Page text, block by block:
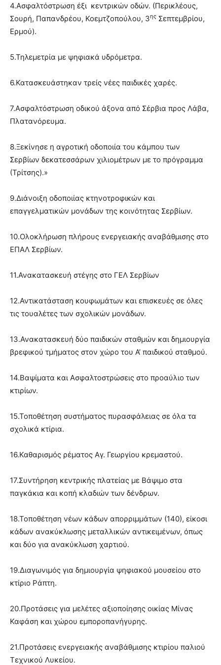
4.Ασφαλτόστρωση έξι κεντρικών οδών. (Περικλέους,
Σουρή, Παπανδρέου, Κοεμτζοπούλου, 3ης Σεπτεμβρίου,
Ερμού).
5.Τηλεμετρία με ψηφιακά υδρόμετρα.
6.Κατασκευάστηκαν τρείς νέες παιδικές χαρές.
7.Ασφαλτόστρωση οδικού άξονα από Σέρβια προς Λάβα,
Πλατανόρευμα.
8.Ξεκίνησε η αγροτική οδοποιία του κάμπου των
Σερβίων δεκατεσσάρων χιλιομέτρων με το πρόγραμμα
(Τρίτσης).»
9.Διάνοιξη οδοποιίας κτηνοτροφικών και
επαγγελματικών μονάδων της κοινότητας Σερβίων.
10.Ολοκλήρωση πλήρους ενεργειακής αναβάθμισης στο
ΕΠΑΛ Σερβίων.
11.Ανακατασκευή στέγης στο ΓΕΛ Σερβίων
12.Αντικατάσταση κουφωμάτων και επισκευές σε όλες
τις τουαλέτες των σχολικών μονάδων.
13.Ανακατασκευή δύο παιδικών σταθμών και δημιουργία
βρεφικού τμήματος στον χώρο του Α’ παιδικού σταθμού.
14.Βαψίματα και Ασφαλτοστρώσεις στο προαύλιο των
κτιρίων.
15.Τοποθέτηση συστήματος πυρασφάλειας σε όλα τα
σχολικά κτίρια.
16.Καθαρισμός ρέματος Αγ. Γεωργίου κρεμαστού.
17.Συντήρηση κεντρικής πλατείας με Βάψιμο στα
παγκάκια και κοπή κλαδιών των δένδρων.
18.Τοποθέτηση νέων κάδων απορριμμάτων (140), είκοσι
κάδων ανακύκλωσης μεταλλικών αντικειμένων, όπως
και δύο για ανακύκλωση χαρτιού.
19.Διαγωνιμός για δημιουργία ψηφιακού μουσείου στο
κτίριο Ράπτη.
20.Προτάσεις για μελέτες αξιοποίησης οικίας Μίνας
Καφάση και χώρου εμποροπανήγυρης.
21.Προτάσεις ενεργειακής αναβάθμισης κτιρίου παλιού
Τεχνικού Λυκείου.